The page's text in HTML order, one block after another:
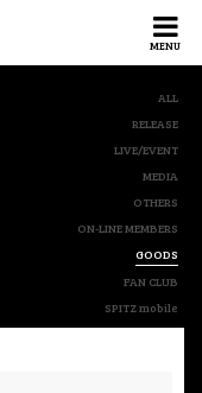
MENU
ALL
RELEASE
LIVE/EVENT
MEDIA
OTHERS
ON-LINE MEMBERS
GOODS
FAN CLUB
SPITZ mobile